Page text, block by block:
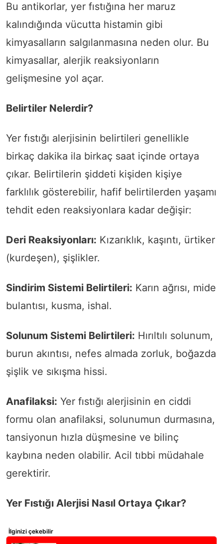
Bu antikorlar, yer fıstığına her maruz
kalındığında vücutta histamin gibi
kimyasalların salgılanmasına neden olur. Bu
kimyasallar, alerjik reaksiyonların
gelişmesine yol açar.
Belirtiler Nelerdir?
Yer fıstığı alerjisinin belirtileri genellikle
birkaç dakika ila birkaç saat içinde ortaya
çıkar. Belirtilerin şiddeti kişiden kişiye
farklılık gösterebilir, hafif belirtilerden yaşamı
tehdit eden reaksiyonlara kadar değişir:
Deri Reaksiyonları: Kızarıklık, kaşıntı, ürtiker
(kurdeşen), şişlikler.
Sindirim Sistemi Belirtileri: Karın ağrısı, mide
bulantısı, kusma, ishal.
Solunum Sistemi Belirtileri: Hırıltılı solunum,
burun akıntısı, nefes almada zorluk, boğazda
şişlik ve sıkışma hissi.
Anafilaksi: Yer fıstığı alerjisinin en ciddi
formu olan anafilaksi, solunumun durmasına,
tansiyonun hızla düşmesine ve bilinç
kaybına neden olabilir. Acil tıbbi müdahale
gerektirir.
Yer Fıstığı Alerjisi Nasıl Ortaya Çıkar?
İlginizi çekebilir